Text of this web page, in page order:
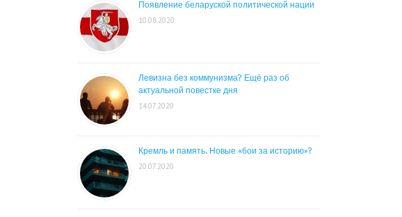
Появление беларуской политической нации
10.08.2020
Левизна без коммунизма? Ещё раз об
актуальной повестке дня
14.07.2020
Кремль и память. Новые «бои за историю»?
20.07.2020